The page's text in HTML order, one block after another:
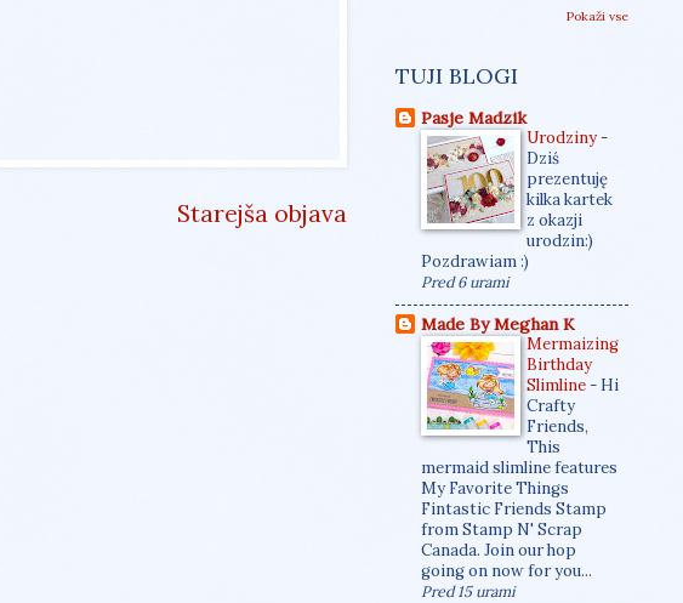
Starejša objava
Pokaži vse
TUJI BLOGI
Pasje Madzik
Urodziny-
Dziś
prezentuję
kilka kartek
z okazji
urodzin:)
Pozdrawiam :)
Pred 6 urami
Made By Meghan K
Mermaizing
Birthday
Slimline- Hi
Crafty
Friends,
This
mermaid slimline features
My Favorite Things
Fintastic Friends Stamp
from Stamp N' Scrap
Canada. Join our hop
going on now for you...
Pred 15 urami